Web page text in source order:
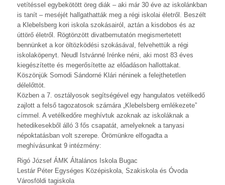
vetítéssel egybekötött öreg diák – aki már 30 éve az iskolánkban
is tanít – meséjét hallgathatták meg a régi iskolai életről. Beszélt
a Klebelsberg kori iskola szokásairól, aztán a kisdobos és az
úttörő életről. Rögtönzött divatbemutatón megismertetett
bennünket a kor öltözködési szokásával, felvehettük a régi
iskolaköpenyt. Neudl Istvánné Irénke néni, aki most 83 éves
kiegészítette és megerősítette az előadáson hallottakat.
Köszönjük Somodi Sándorné Klári néninek a felejthetetlen
délelőttöt.
Közben a 7. osztályosok segítségével egy hangulatos vetélkedő
zajlott a felső tagozatosok számára „Klebelsberg emlékezete”
címmel. A vetélkedőre meghívtuk azoknak az iskoláknak a
hetedikesekből álló 3 fős csapatát, amelyeknek a tanyasi
népoktatásban volt szerepe. Örömünkre elfogadta a
meghívásunkat 9 intézmény:
Rigó József ÁMK Általános Iskola Bugac
Lestár Péter Egységes Középiskola, Szakiskola és Óvoda
Városföldi tagiskola